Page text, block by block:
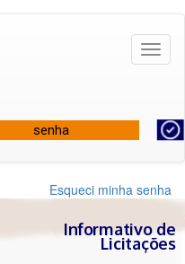
Esqueci minha senha
Informativo de
Licitações